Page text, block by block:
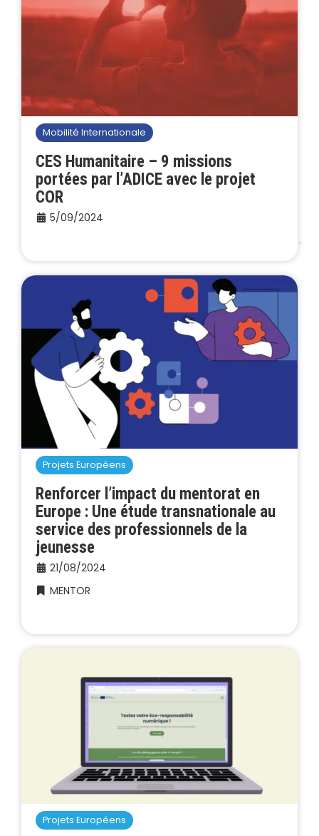
Mobilité Internationale
CES Humanitaire – 9 missions
portées par l’ADICE avec le projet
COR
5/09/2024
Projets Européens
Renforcer l’impact du mentorat en
Europe : Une étude transnationale au
service des professionnels de la
jeunesse
21/08/2024
MENTOR
Projets Européens